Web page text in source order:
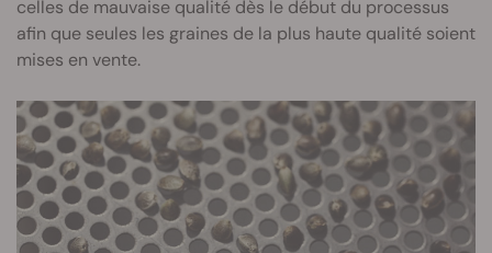
celles de mauvaise qualité dès le début du processus
afin que seules les graines de la plus haute qualité soient
mises en vente.